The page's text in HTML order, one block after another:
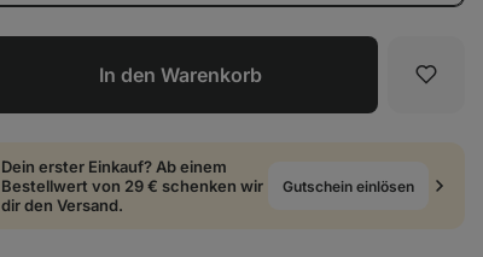
In den Warenkorb
Dein erster Einkauf? Ab einem
Bestellwert von 29 € schenken wir
dir den Versand.
Gutschein einlösen